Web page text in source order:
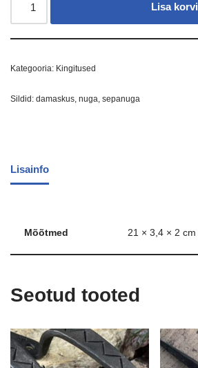
Lisa korvi
Kategooria: Kingitused
Sildid: damaskus, nuga, sepanuga
Lisainfo
Mõõtmed 21 × 3,4 × 2 cm
Seotud tooted